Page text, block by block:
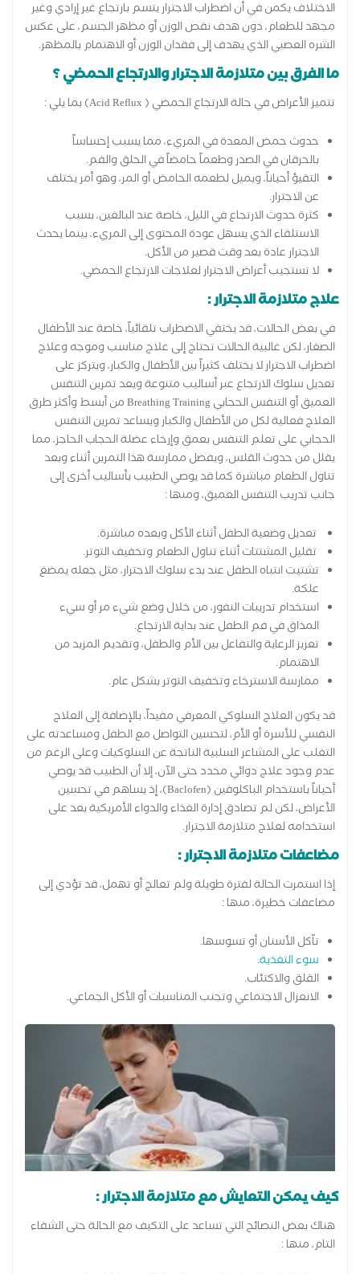
الاختلاف يكمن في أن اضطراب الاجترار يتسم بارتجاع غير إرادي وغير
مجهد للطعام، دون هدف نقص الوزن أو مظهر الجسم، على عكس
الشره العصبي الذي يهدف إلى فقدان الوزن أو الاهتمام بالمظهر.
ما الفرق بين متلازمة الاجترار والارتجاع الحمضي ؟
تتميز الأعراض في حالة الارتجاع الحمضي ( Acid Reflux) بما يلي :
حدوث حمض المعدة في المريء، مما يسبب إحساساً
بالحرقان في الصدر وطعماً حامضاً في الحلق والفم.
التقيؤ أحياناً، ويميل لطعمه الحامض أو المر، وهو أمر يختلف
عن الاجترار.
كثرة حدوث الارتجاع في الليل، خاصة عند البالغين، بسبب
الاستلقاء الذي يسهل عودة المحتوى إلى المريء، بينما يحدث
الاجترار عادة بعد وقت قصير من الأكل.
لا تستجيب أعراض الاجترار لعلاجات الارتجاع الحمضي.
علاج متلازمة الاجترار :
في بعض الحالات، قد يختفي الاضطراب تلقائياً، خاصة عند الأطفال
الصغار، لكن غالبية الحالات تحتاج إلى علاج مناسب وموجه وعلاج
اضطراب الاجترار لا يختلف كثيراً بين الأطفال والكبار، ويتركز على
تعديل سلوك الارتجاع عبر أساليب متنوعة ويعد تمرين التنفس
العميق أو التنفس الحجابي Breathing Training من أبسط وأكثر طرق
العلاج فعالية لكل من الأطفال والكبار ويساعد تمرين التنفس
الحجابي على تعلم التنفس بعمق وإرخاء عضلة الحجاب الحاجز، مما
يقلل من حدوث القلس، ويفضل ممارسة هذا التمرين أثناء وبعد
تناول الطعام مباشرة كما قد يوصي الطبيب بأساليب أخرى إلى
جانب تدريب التنفس العميق، ومنها :
تعديل وضعية الطفل أثناء الأكل وبعده مباشرة.
تقليل المشتتات أثناء تناول الطعام وتخفيف التوتر.
تشتيت انتباه الطفل عند بدء سلوك الاجترار، مثل جعله يمضغ
علكة.
استخدام تدريبات النفور، من خلال وضع شيء مر أو سيء
المذاق في فم الطفل عند بداية الارتجاع.
تعزيز الرعاية والتفاعل بين الأم والطفل، وتقديم المزيد من
الاهتمام.
ممارسة الاسترخاء وتخفيف التوتر بشكل عام.
قد يكون العلاج السلوكي المعرفي مفيداً، بالإضافة إلى العلاج
النفسي للأسرة أو الأم، لتحسين التواصل مع الطفل ومساعدته على
التغلب على المشاعر السلبية الناتجة عن السلوكيات وعلى الرغم من
عدم وجود علاج دوائي محدد حتى الآن، إلا أن الطبيب قد يوصي
أحياناً باستخدام الباكلوفين (Baclofen)، إذ يساهم في تحسين
الأعراض، لكن لم تصادق إدارة الغذاء والدواء الأمريكية بعد على
استخدامه لعلاج متلازمة الاجترار.
مضاعفات متلازمة الاجترار :
إذا استمرت الحالة لفترة طويلة ولم تعالج أو تهمل، قد تؤدي إلى
مضاعفات خطيرة، منها :
تآكل الأسنان أو تسوسها.
سوء التغذية.
القلق والاكتئاب.
الانعزال الاجتماعي وتجنب المناسبات أو الأكل الجماعي.
كيف يمكن التعايش مع متلازمة الاجترار :
هناك بعض النصائح التي تساعد على التكيف مع الحالة حتى الشفاء
التام، منها :